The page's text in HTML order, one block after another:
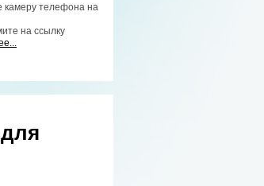
камеру телефона на
на ссылку